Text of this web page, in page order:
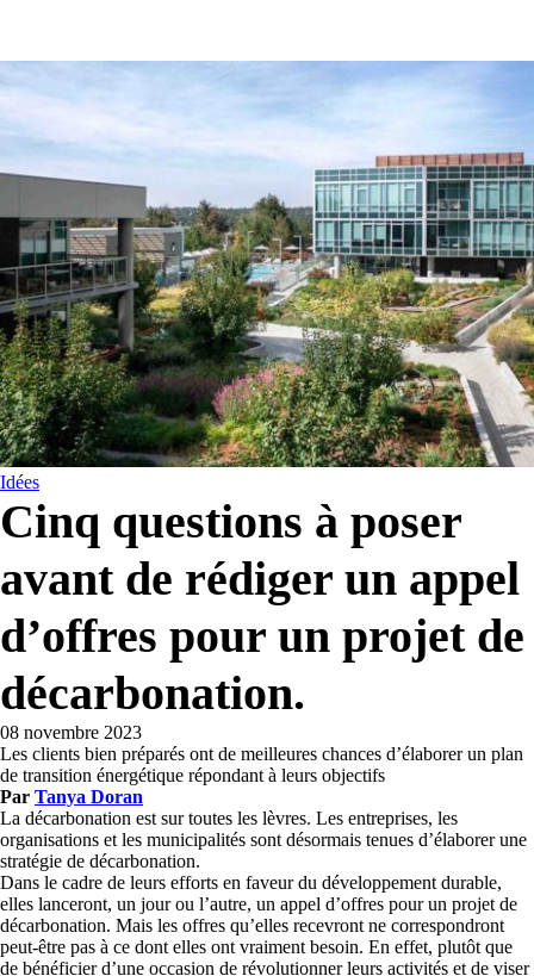
Idées
Cinq questions à poser
avant de rédiger un appel
d’offres pour un projet de
décarbonation.
08 novembre 2023
Les clients bien préparés ont de meilleures chances d’élaborer un plan
de transition énergétique répondant à leurs objectifs
Par Tanya Doran
La décarbonation est sur toutes les lèvres. Les entreprises, les
organisations et les municipalités sont désormais tenues d’élaborer une
stratégie de décarbonation.
Dans le cadre de leurs efforts en faveur du développement durable,
elles lanceront, un jour ou l’autre, un appel d’offres pour un projet de
décarbonation. Mais les offres qu’elles recevront ne correspondront
peut-être pas à ce dont elles ont vraiment besoin. En effet, plutôt que
de bénéficier d’une occasion de révolutionner leurs activités et de viser